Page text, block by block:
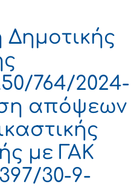
764/2024-
απόψεων
με ΓΑΚ
30-9-